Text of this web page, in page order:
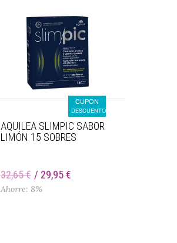
CUPON
DESCUENTO
AQUILEA SLIMPIC SABOR
LIMÓN 15 SOBRES
32,65 € 29,95 €
Ahorre: 8%